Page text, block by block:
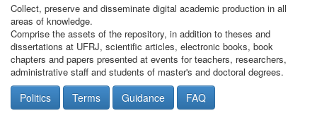
Collect, preserve and disseminate digital academic production in all
areas of knowledge.
Comprise the assets of the repository, in addition to theses and
dissertations at UFRJ, scientific articles, electronic books, book
chapters and papers presented at events for teachers, researchers,
administrative staff and students of master's and doctoral degrees.
Politics Terms Guidance FAQ